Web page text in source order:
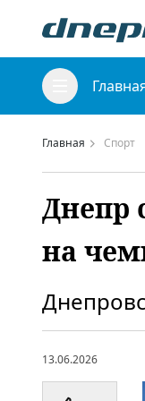
Главная Спорт
Днепр
на
13.06.2026